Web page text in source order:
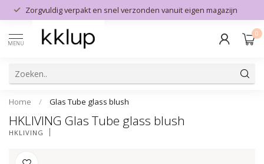
Zorgvuldig verpakt en snel verzonden vanuit eigen magazijn
MENU
0
Home / Glas Tube glass blush
HKLIVING Glas Tube glass blush
HKLIVING